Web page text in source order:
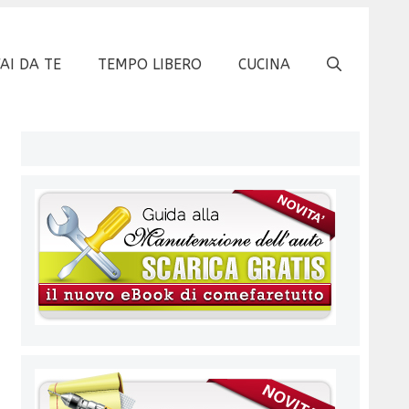
DA TE TEMPO LIBERO CUCINA